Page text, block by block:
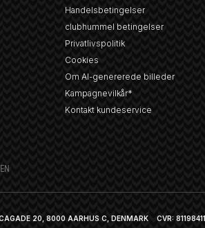
Handelsbetingelser
clubhummel betingelser
Privatlivspolitik
Cookies
Om AI-genererede billeder
Kampagnevilkår*
Kontakt kundeservice
EN
20, 8000 AARHUS C, DENMARK CVR: 81198411